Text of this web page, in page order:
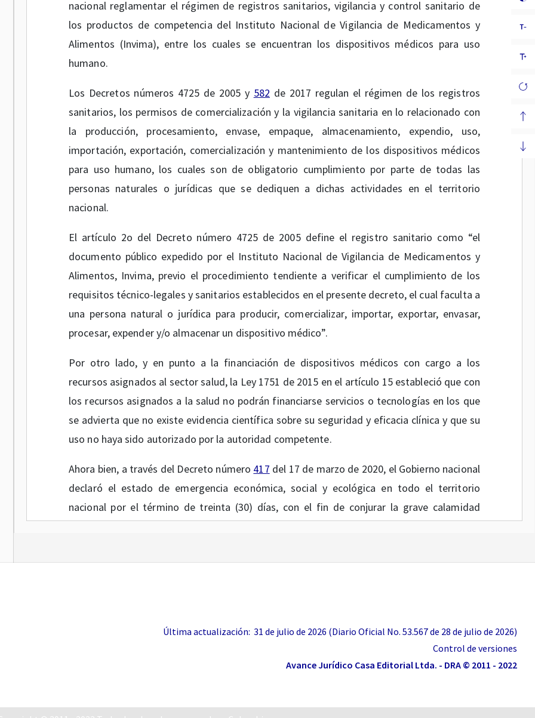
nacional reglamentar el régimen de registros sanitarios, vigilancia y control sanitario de
los productos de competencia del Instituto Nacional de Vigilancia de Medicamentos y
Alimentos (Invima), entre los cuales se encuentran los dispositivos médicos para uso
humano.
Los Decretos números 4725 de 2005 y 582 de 2017 regulan el régimen de los registros
sanitarios, los permisos de comercialización y la vigilancia sanitaria en lo relacionado con
la producción, procesamiento, envase, empaque, almacenamiento, expendio, uso,
importación, exportación, comercialización y mantenimiento de los dispositivos médicos
para uso humano, los cuales son de obligatorio cumplimiento por parte de todas las
personas naturales o jurídicas que se dediquen a dichas actividades en el territorio
nacional.
El artículo 2o del Decreto número 4725 de 2005 define el registro sanitario como “el
documento público expedido por el Instituto Nacional de Vigilancia de Medicamentos y
Alimentos, Invima, previo el procedimiento tendiente a verificar el cumplimiento de los
requisitos técnico-legales y sanitarios establecidos en el presente decreto, el cual faculta a
una persona natural o jurídica para producir, comercializar, importar, exportar, envasar,
procesar, expender y/o almacenar un dispositivo médico”.
Por otro lado, y en punto a la financiación de dispositivos médicos con cargo a los
recursos asignados al sector salud, la Ley 1751 de 2015 en el artículo 15 estableció que con
los recursos asignados a la salud no podrán financiarse servicios o tecnologías en los que
se advierta que no existe evidencia científica sobre su seguridad y eficacia clínica y que su
uso no haya sido autorizado por la autoridad competente.
Ahora bien, a través del Decreto número 417 del 17 de marzo de 2020, el Gobierno nacional
declaró el estado de emergencia económica, social y ecológica en todo el territorio
nacional por el término de treinta (30) días, con el fin de conjurar la grave calamidad
término de treinta (30) días, para conjurar la crisis e impedir la extensión de la COVID-19.
vitro, entre otros, que se requieran para la prevención, diagnóstico o tratamiento de la
, que facultó al Ministerio de
Última actualización: 31 de julio de 2026 (Diario Oficial No. 53.567 de 28 de julio de 2026)
Control de versiones
Avance Jurídico Casa Editorial Ltda. - DRA © 2011 - 2022